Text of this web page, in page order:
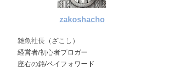
zakoshacho
雑魚社長（ざこし）
経営者/初心者ブロガー
座右の銘/ペイフォワード